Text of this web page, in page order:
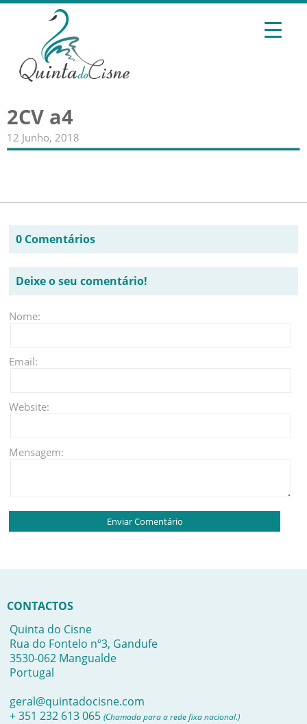
2CV a4
12 Junho, 2018
0 Comentários
Deixe o seu comentário!
Nome:
Email:
Website:
Mensagem:
CONTACTOS
Quinta do Cisne
Rua do Fontelo nº3, Gandufe
3530-062 Mangualde
Portugal
geral@quintadocisne.com
+ 351 232 613 065 (Chamada para a rede fixa nacional.)